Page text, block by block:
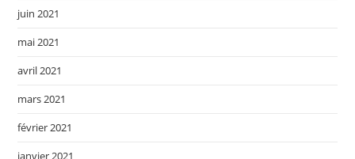
juin 2021
mai 2021
avril 2021
mars 2021
février 2021
janvier 2021